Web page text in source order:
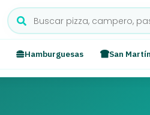
Hamburguesas San Martín